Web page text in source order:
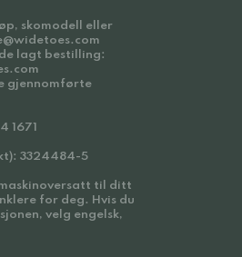
skomodell eller
lagt bestilling:
gjennomførte
1671
3324484-5
til ditt
for deg. Hvis du
velg engelsk,